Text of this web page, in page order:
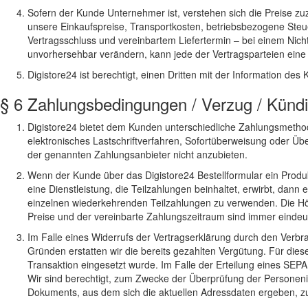
Sofern der Kunde Unternehmer ist, verstehen sich die Preise
unsere Einkaufspreise, Transportkosten, betriebsbezogene
Vertragsschluss und vereinbartem Liefertermin – bei einem
unvorhersehbar verändern, kann jede der Vertragsparteien
Digistore24 ist berechtigt, einen Dritten mit der Information des
§ 6 Zahlungsbedingungen / Verzug /
Digistore24 bietet dem Kunden unterschiedliche
elektronisches Lastschriftverfahren, Sofortüberweisung oder
der genannten Zahlungsanbieter nicht anzubieten.
Wenn der Kunde über das Digistore24 Bestellformular ein
eine Dienstleistung, die Teilzahlungen beinhaltet, erwirbt,
einzelnen wiederkehrenden Teilzahlungen zu verwenden. Die
Preise und der vereinbarte Zahlungszeitraum sind immer
Im Falle eines Widerrufs der Vertragserklärung durch den
Gründen erstatten wir die bereits gezahlten Vergütung. Für
Transaktion eingesetzt wurde. Im Falle der Erteilung eines
Wir sind berechtigt, zum Zwecke der Überprüfung der
Dokuments, aus dem sich die aktuellen Adressdaten ergeben,